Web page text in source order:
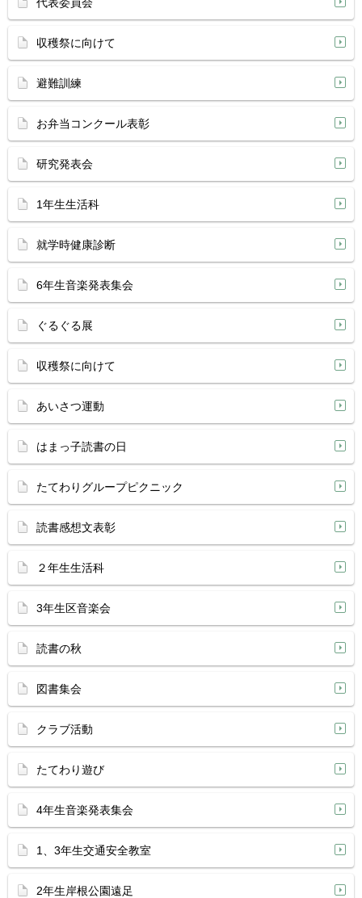
収穫祭に向けて
避難訓練
お弁当コンクール表彰
研究発表会
1年生生活科
就学時健康診断
6年生音楽発表集会
ぐるぐる展
収穫祭に向けて
あいさつ運動
はまっ子読書の日
たてわりグループピクニック
読書感想文表彰
２年生生活科
3年生区音楽会
読書の秋
図書集会
クラブ活動
たてわり遊び
4年生音楽発表集会
1、3年生交通安全教室
2年生岸根公園遠足